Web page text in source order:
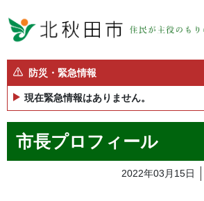
防災・緊急情報
現在緊急情報はありません。
市長プロフィール
2022年03月15日